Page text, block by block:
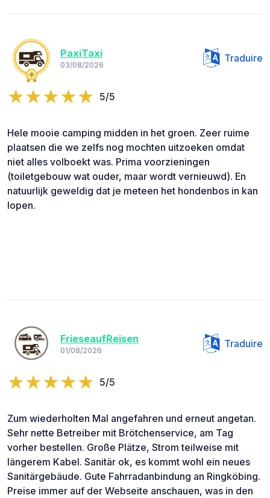
PaxiTaxi
03/08/2026
Traduire
5/5
Hele mooie camping midden in het groen. Zeer ruime
plaatsen die we zelfs nog mochten uitzoeken omdat
niet alles volboekt was. Prima voorzieningen
(toiletgebouw wat ouder, maar wordt vernieuwd). En
natuurlijk geweldig dat je meteen het hondenbos in kan
lopen.
FrieseaufReisen
01/08/2026
Traduire
5/5
Zum wiederholten Mal angefahren und erneut angetan.
Sehr nette Betreiber mit Brötchenservice, am Tag
vorher bestellen. Große Plätze, Strom teilweise mit
längerem Kabel. Sanitär ok, es kommt wohl ein neues
Sanitärgebäude. Gute Fahrradanbindung an Ringköbing.
Preise immer auf der Webseite anschauen, was in den